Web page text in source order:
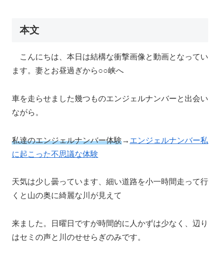
本文
こんにちは、本日は結構な衝撃画像と動画となってい
ます。妻とお昼過ぎから○○峡へ
車を走らせました幾つものエンジェルナンバーと出会い
ながら。
私達のエンジェルナンバー体験→ エンジェルナンバー私
に起こった不思議な体験
天気は少し曇っています、細い道路を小一時間走って行
くと山の奥に綺麗な川が見えて
来ました。日曜日ですが時間的に人かずは少なく、辺り
はセミの声と川のせせらぎのみです。